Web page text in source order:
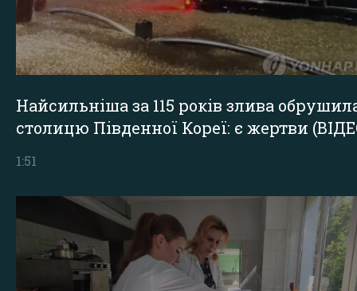
Найсильніша за 115 років злива
столицю Південної Кореї: є жертви
1:51